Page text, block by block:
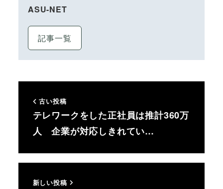
ASU-NET
記事一覧
古い投稿
テレワークをした正社員は推計360万
人 企業が対応しきれてい…
新しい投稿